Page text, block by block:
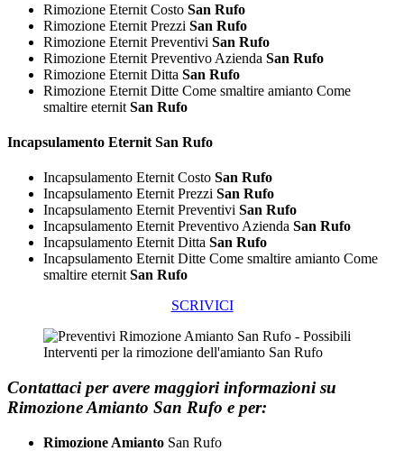
Rimozione Eternit Costo San Rufo
Rimozione Eternit Prezzi San Rufo
Rimozione Eternit Preventivi San Rufo
Rimozione Eternit Preventivo Azienda San Rufo
Rimozione Eternit Ditta San Rufo
Rimozione Eternit Ditte Come smaltire amianto Come
smaltire eternit San Rufo
Incapsulamento Eternit San Rufo
Incapsulamento Eternit Costo San Rufo
Incapsulamento Eternit Prezzi San Rufo
Incapsulamento Eternit Preventivi San Rufo
Incapsulamento Eternit Preventivo Azienda San Rufo
Incapsulamento Eternit Ditta San Rufo
Incapsulamento Eternit Ditte Come smaltire amianto Come
smaltire eternit San Rufo
SCRIVICI
Contattaci per avere maggiori informazioni su
Rimozione Amianto San Rufo e per:
Rimozione Amianto San Rufo